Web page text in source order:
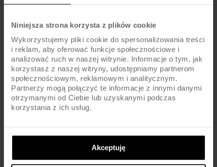
Niniejsza strona korzysta z plików cookie
Wykorzystujemy pliki cookie do spersonalizowania treści
i reklam, aby oferować funkcje społecznościowe i
analizować ruch w naszej witrynie. Informacje o tym, jak
korzystasz z naszej witryny, udostępniamy partnerom
społecznościowym, reklamowym i analitycznym.
Partnerzy mogą połączyć te informacje z innymi danymi
otrzymanymi od Ciebie lub uzyskanymi podczas
korzystania z ich usług.
Akceptuję
Szprychy UCP / BLACK
Opony KENDA / 26x2.10 (SIZE 13) / 27.5x2.10 (SIZE 15/17)
Dętki AV / SCHRADER
KOMPONENTY
ALU / PLASTIC / JUNIOR TYPE / EXTRA